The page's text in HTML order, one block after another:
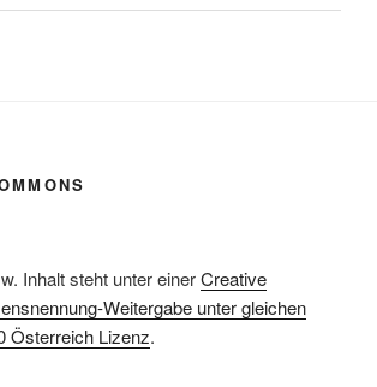
Inhalt steht unter einerCreative
Weitergabe unter gleichen
Österreich Lizenz.